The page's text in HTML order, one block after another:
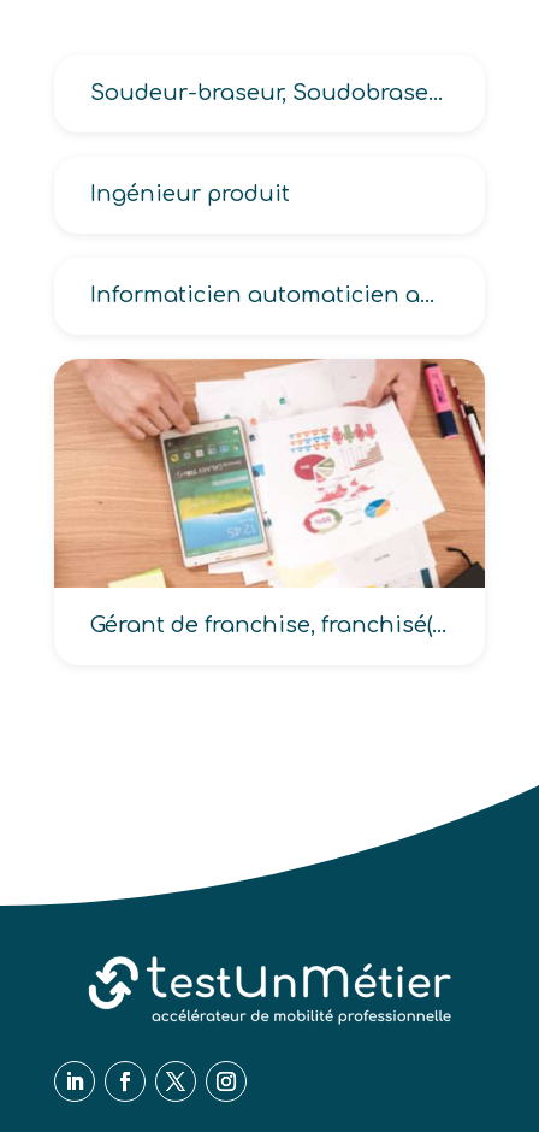
Soudeur-braseur, Soudobraseur
Ingénieur produit
Informaticien automaticien automaticienne
Gérant de franchise, franchisé(e)